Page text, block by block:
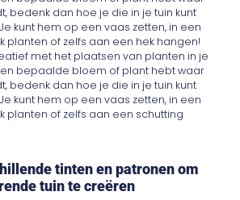
bedenk dan hoe je die in je tuin kunt
kunt hem op een vaas zetten, in een
planten of zelfs aan een hek hangen!
met het plaatsen van planten in je
bepaalde bloem of plant hebt waar
bedenk dan hoe je die in je tuin kunt
kunt hem op een vaas zetten, in een
planten of zelfs aan een schutting
tinten en patronen om
tuin te creëren